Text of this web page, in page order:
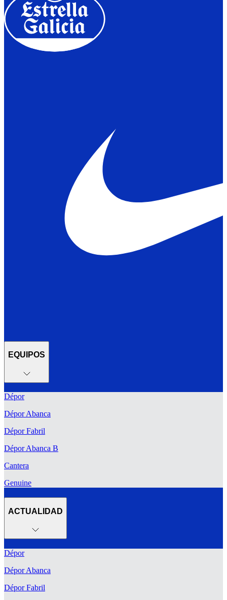
EQUIPOS
Dépor
Dépor Abanca
Dépor Fabril
Dépor Abanca B
Cantera
Genuine
ACTUALIDAD
Dépor
Dépor Abanca
Dépor Fabril